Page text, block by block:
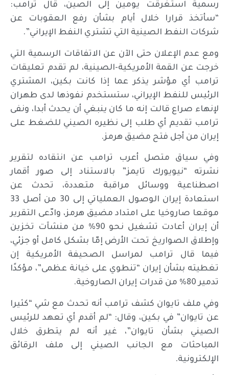
رسمية استغرقت يومين إلى الصين، قال ترامب:
“سأتخذ قرارا خلال أيام بشأن رفع العقوبات عن
شركات النفط الصينية التي تشتري النفط الإيراني”.
ومع عدم الإعلان حتى الآن عن الاتفاقات الرسمية التي
خرجت عن القمة الأمريكية-الصينية، لم تقدم تعليقات
ترامب أي مؤشر يذكر عما إذا كانت بكين، المشتري
الرئيس للنفط الإيراني، ستستخدم نفوذها لدى طهران
لإنهاء صراع قالت إنه ما كان ينبغي أن يحدث أبدا، ونفى
ترامب تقديم أي طلب إلى نظيره الصيني للضغط على
إيران من أجل فتح مضيق هرمز.
وفي سياق متصل أعرب ترامب عن انتقاده لتقرير
نشرته “نيويورك تايمز” بالاستناد إلى صور أقمار
اصطناعية ووسائل مراقبة متعددة، تحدث عن
استعادة إيران الوصول العملياتي إلى 30 من أصل 33
موقعا صاروخيا على امتداد مضيق هرمز، وادّعى التقرير
أن إيران أعادت تشغيل نحو 90% من منشآت تخزين
وإطلاق الصواريخ تحت الأرض إمّا بشكل كامل أو جزئي،
فيما قال ترامب لمراسل الصحيفة الأمريكية إن
تغطيته بشأن إيران “تنطوي على خيانة عظمى”، مؤكدًا
تدمير 80% من قدرات إيران الصاروخية.
وفي ملف تايوان كشف ترامب أنه تحدث مع شي “كثيرا
عن تايوان” في بكين، وقال: “لم أقدم أي تعهد للرئيس
الصيني بشأن تايوان”، غير أنه لم يتطرق خلال
المباحثات مع الجانب الصيني إلى ملف الرقائق
الإلكترونية.